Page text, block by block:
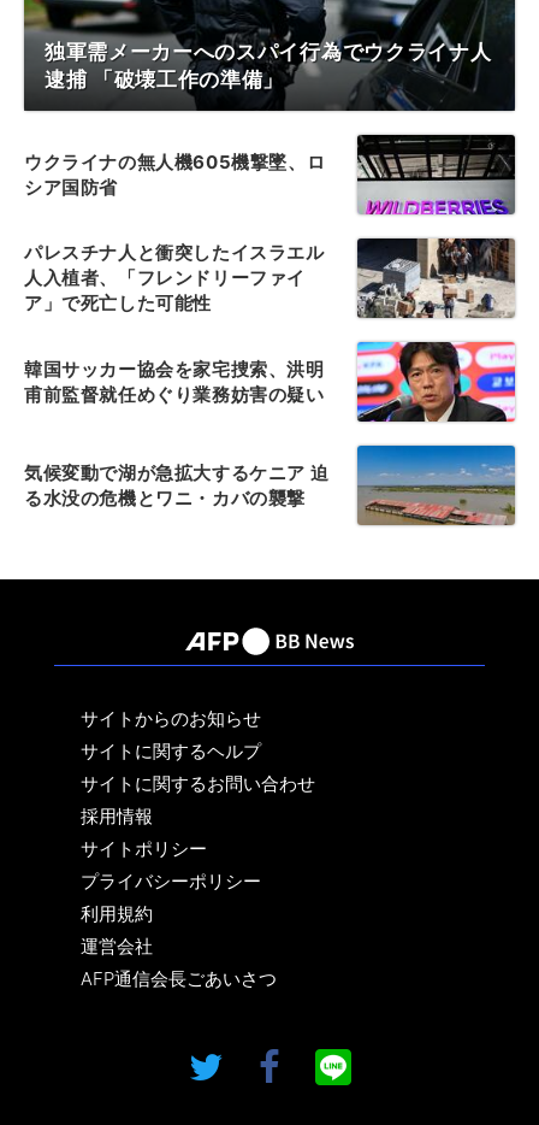
独軍需メーカーへのスパイ行為でウクライナ人
逮捕 「破壊工作の準備」
ウクライナの無人機605機撃墜、ロ
シア国防省
パレスチナ人と衝突したイスラエル
人入植者、「フレンドリーファイ
ア」で死亡した可能性
韓国サッカー協会を家宅捜索、洪明
甫前監督就任めぐり業務妨害の疑い
気候変動で湖が急拡大するケニア 迫
る水没の危機とワニ・カバの襲撃
サイトからのお知らせ
サイトに関するヘルプ
サイトに関するお問い合わせ
採用情報
サイトポリシー
プライバシーポリシー
利用規約
運営会社
AFP通信会長ごあいさつ